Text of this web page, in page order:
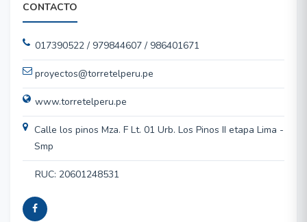
CONTACTO
017390522 / 979844607 / 986401671
proyectos@torretelperu.pe
www.torretelperu.pe
Calle los pinos Mza. F Lt. 01 Urb. Los Pinos II etapa Lima -
Smp
RUC: 20601248531